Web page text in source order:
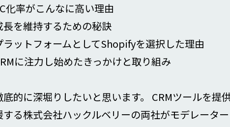
化率がこんなに高い理由
長を維持するための秘訣
ラットフォームとしてShopifyを選択した理由
に注力し始めたきっかけと取り組み
底的に深堀りしたいと思います。 CRMツールを
する株式会社ハックルベリーの両社がモデレータ